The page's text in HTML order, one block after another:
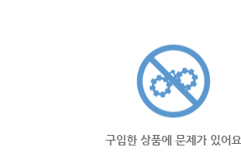
구입한 상품에 문제가 있어요